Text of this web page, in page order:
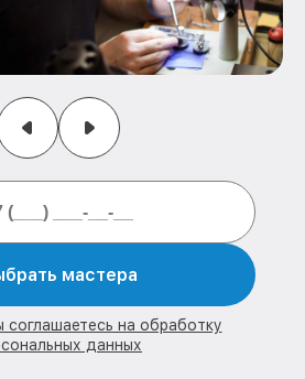
мастера
соглашаетесь на обработку
данных